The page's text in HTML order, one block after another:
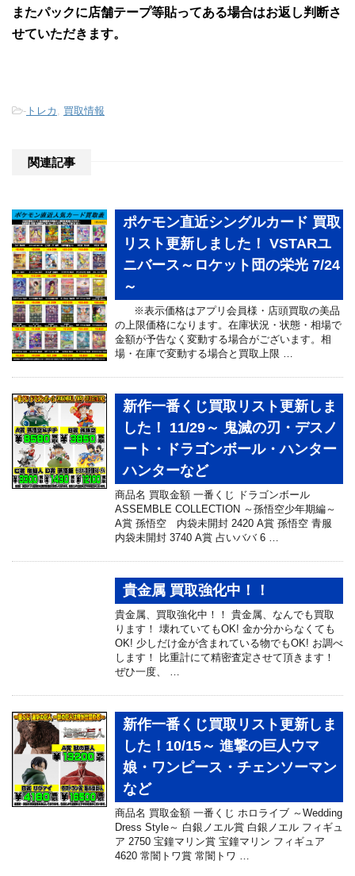
またパックに店舗テープ等貼ってある場合はお返し判断さ
せていただきます。
- トレカ 買取情報
関連記事
ポケモン直近シングルカード 買取
リスト更新しました！ VSTARユ
ニバース～ロケット団の栄光 7/24
～
※表示価格はアプリ会員様・店頭買取の美品
の上限価格になります。在庫状況・状態・相場で
金額が予告なく変動する場合がございます。相
場・在庫で変動する場合と買取上限 …
新作一番くじ買取リスト更新しま
した！ 11/29～ 鬼滅の刃・デスノ
ート・ドラゴンボール・ハンター
ハンターなど
商品名 買取金額 一番くじ ドラゴンボール
ASSEMBLE COLLECTION ～孫悟空少年期編～
A賞 孫悟空 内袋未開封 2420 A賞 孫悟空 青服
内袋未開封 3740 A賞 占いババ 6 …
貴金属 買取強化中！！
貴金属、買取強化中！！ 貴金属、なんでも買取
ります！ 壊れていてもOK! 金か分からなくても
OK! 少しだけ金が含まれている物でもOK! お調べ
します！ 比重計にて精密査定させて頂きます！
ぜひ一度、 …
新作一番くじ買取リスト更新しま
した！10/15～ 進撃の巨人ウマ
娘・ワンピース・チェンソーマン
など
商品名 買取金額 一番くじ ホロライブ ～Wedding
Dress Style～ 白銀ノエル賞 白銀ノエル フィギュ
ア 2750 宝鐘マリン賞 宝鐘マリン フィギュア
4620 常闇トワ賞 常闇トワ …